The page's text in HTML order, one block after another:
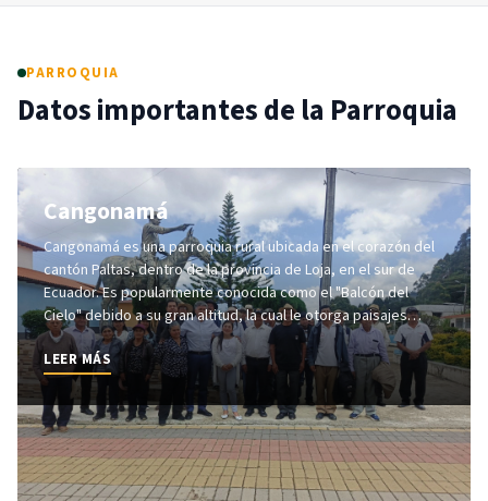
PARROQUIA
Datos importantes de la Parroquia
Cangonamá
Cangonamá es una parroquia rural ubicada en el corazón del
cantón Paltas, dentro de la provincia de Loja, en el sur de
Ecuador. Es popularmente conocida como el "Balcón del
Cielo" debido a su gran altitud, la cual le otorga paisajes
montañosos únicos y un clima privilegiado ideal para la salud.
LEER MÁS